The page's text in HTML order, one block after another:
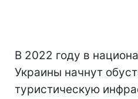
В 2022 году в
Украины начнут
туристическую